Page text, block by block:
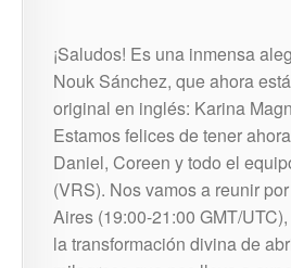
¡Saludos! Es una inmensa
Nouk Sánchez, que ahora
original en inglés: Karina
Estamos felices de tener
Daniel, Coreen y todo el
(VRS). Nos vamos a reunir
Aires (19:00-21:00 GMT/
la transformación divina de